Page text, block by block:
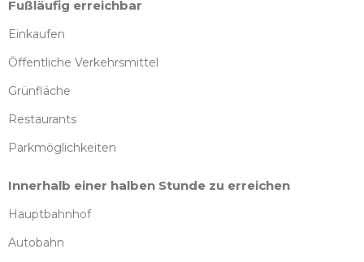
Fußläufig erreichbar
Einkaufen
Öffentliche Verkehrsmittel
Grünfläche
Restaurants
Parkmöglichkeiten
Innerhalb einer halben Stunde zu erreichen
Hauptbahnhof
Autobahn